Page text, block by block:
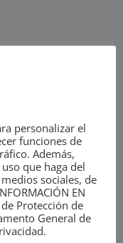
personalizar el
funciones de
Además,
que haga del
sociales, de
EN
de Protección de
General de